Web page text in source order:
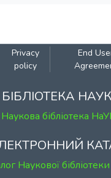
Privacy
policy
End
БІБЛІОТЕКА
Наукова бібліотека
Наукової